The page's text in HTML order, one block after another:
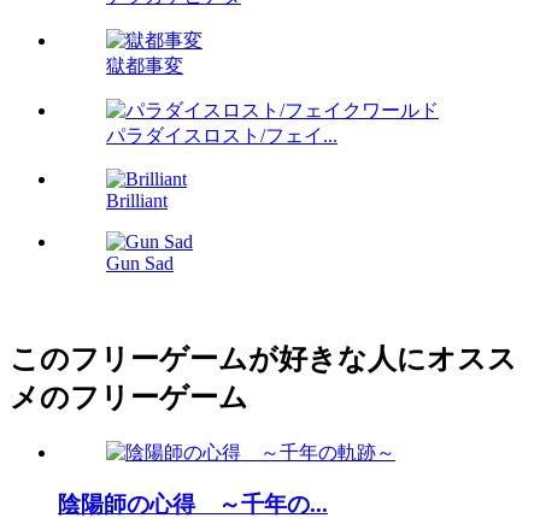
獄都事変
パラダイスロスト/フェイ...
Brilliant
Gun Sad
このフリーゲームが好きな人にオスス
メのフリーゲーム
陰陽師の心得 ～千年の...